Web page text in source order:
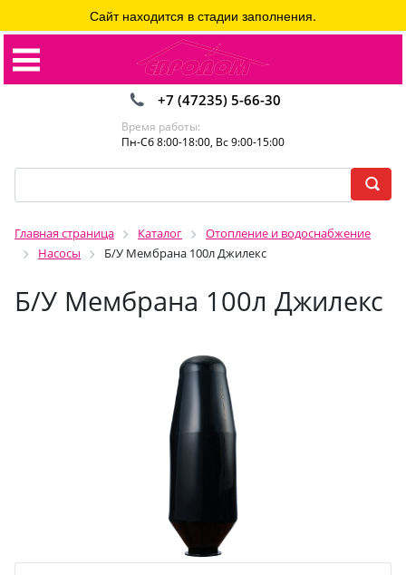
+7 (47235) 5-66-30
Время работы:
Пн-Сб 8:00-18:00, Вс 9:00-15:00
Главная страница Каталог
Отопление и водоснабжение
Насосы
Б/У Мембрана 100л Джилекс
Б/У Мембрана 100л Джилекс
Сайт находится в стадии заполнения.